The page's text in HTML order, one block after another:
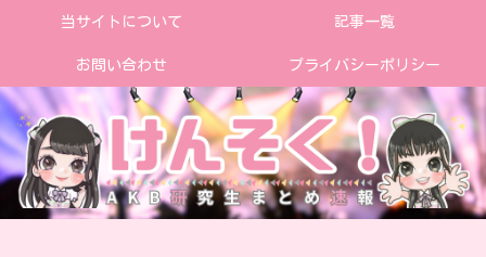
当サイトについて 記事一覧
お問い合わせ プライバシーポリシー